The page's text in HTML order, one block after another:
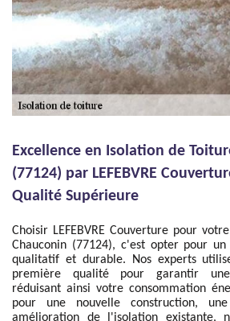
Excellence en Isolation de
(77124) par LEFEBVRE
Qualité Supérieure
Choisir LEFEBVRE Couverture pour
Chauconin (77124), c'est opter pour un
qualitatif et durable. Nos experts
première qualité pour garantir
réduisant ainsi votre consommation
pour une nouvelle construction,
amélioration de l'isolation existante,